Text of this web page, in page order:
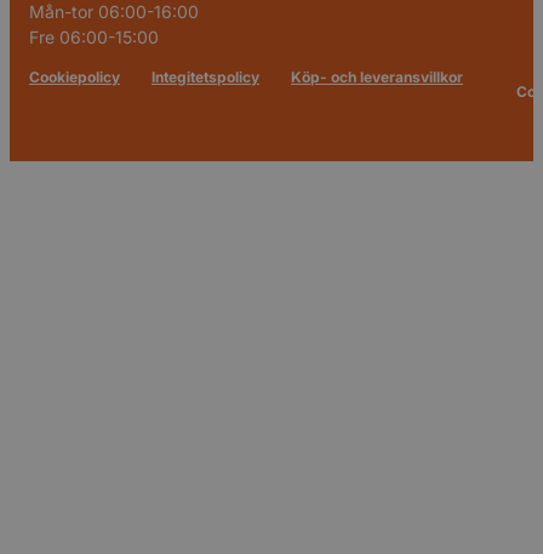
Mån-tor 06:00-16:00
Fre 06:00-15:00
Cookiepolicy Integitetspolicy
Köp- och leveransvillkor